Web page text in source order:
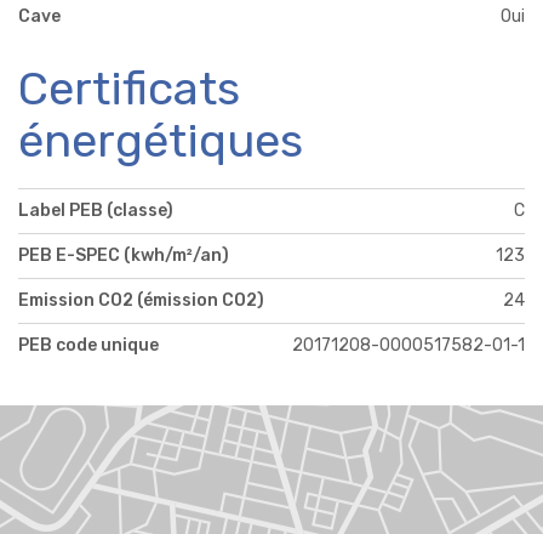
Cave Oui
Certificats
énergétiques
Label PEB (classe) C
PEB E-SPEC (kwh/m²/an) 123
Emission CO2 (émission CO2) 24
PEB code unique 20171208-0000517582-01-1